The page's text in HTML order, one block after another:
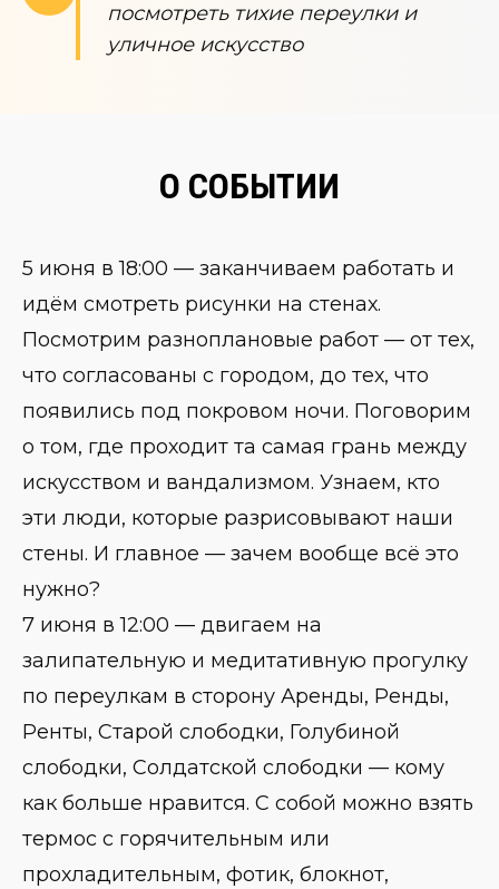
посмотреть тихие переулки и
уличное искусство
О СОБЫТИИ
5 июня в 18:00 — заканчиваем работать и
идём смотреть рисунки на стенах.
Посмотрим разноплановые работ — от тех,
что согласованы с городом, до тех, что
появились под покровом ночи. Поговорим
о том, где проходит та самая грань между
искусством и вандализмом. Узнаем, кто
эти люди, которые разрисовывают наши
стены. И главное — зачем вообще всё это
нужно?
7 июня в 12:00 — двигаем на
залипательную и медитативную прогулку
по переулкам в сторону Аренды, Ренды,
Ренты, Старой слободки, Голубиной
слободки, Солдатской слободки — кому
как больше нравится. С собой можно взять
термос с горячительным или
прохладительным, фотик, блокнот,